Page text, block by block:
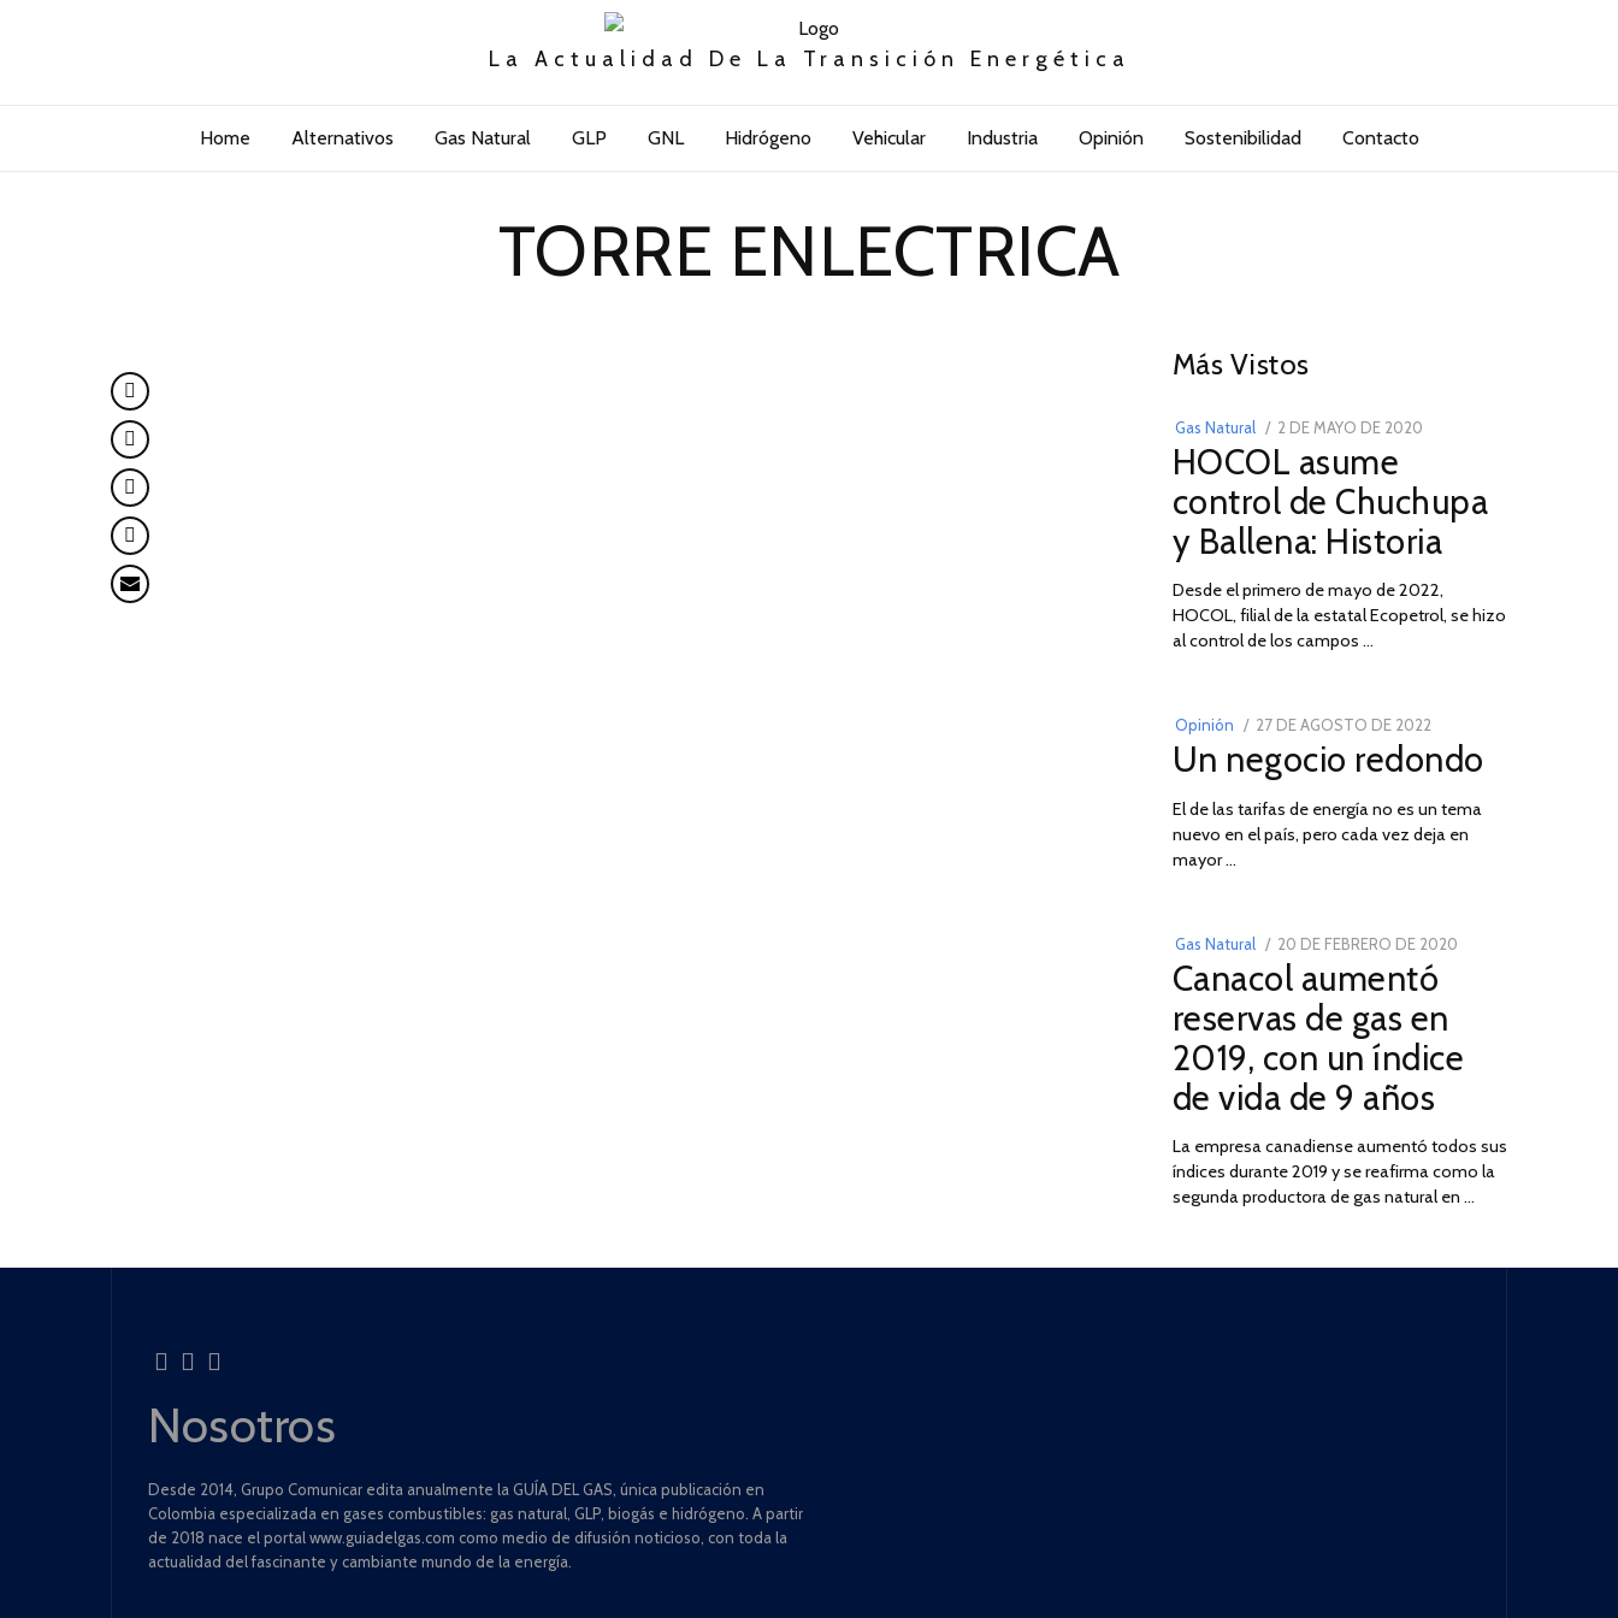
La Actualidad De La Transición Energética
Home Alternativos Gas Natural GLP GNL Hidrógeno Vehicular Industria Opinión Sostenibilidad Contacto
TORRE ENLECTRICA
Más Vistos
Gas Natural
POSTED
ON
2 DE MAYO DE 2020
DE
2026
HOCOL asume
control de Chuchupa
y Ballena: Historia
Desde el primero de mayo de 2022,
HOCOL, filial de la estatal Ecopetrol, se hizo
al control de los campos …
Opinión
POSTED
ON
27 DE AGOSTO DE 202230
DE
DE
2022
Un negocio redondo
El de las tarifas de energía no es un tema
nuevo en el país, pero cada vez deja en
mayor …
03
Gas Natural
POSTED
ON
20 DE FEBRERO DE 2020
2025
Canacol aumentó
reservas de gas en
2019, con un índice
de vida de 9 años
La empresa canadiense aumentó todos sus
índices durante 2019 y se reafirma como la
segunda productora de gas natural en …
Nosotros
Desde 2014, Grupo Comunicar edita anualmente la GUÍA DEL GAS, única publicación en
Colombia especializada en gases combustibles: gas natural, GLP, biogás e hidrógeno. A partir
de 2018 nace el portal www.guiadelgas.com como medio de difusión noticioso, con toda la
actualidad del fascinante y cambiante mundo de la energía.